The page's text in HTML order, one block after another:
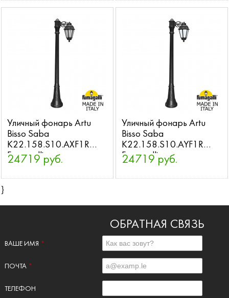
Уличный фонарь Artu
Bisso Saba
K22.158.S10.AXF1R
Fumagalli
24719 руб.
Уличный фонарь Artu
Bisso Saba
K22.158.S10.AYF1R
Fumagalli
24719 руб.
}
ОБРАТНАЯ СВЯЗЬ
ВАШЕ ИМЯ *
ПОЧТА *
ТЕЛЕФОН